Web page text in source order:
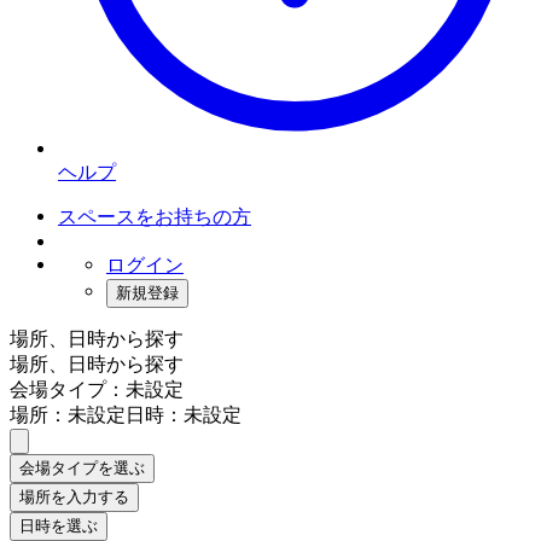
ヘルプ
スペースをお持ちの方
ログイン
新規登録
場所、日時から探す
場所、日時から探す
会場タイプ：未設定
場所：未設定日時：未設定
会場タイプを選ぶ
場所を入力する
日時を選ぶ